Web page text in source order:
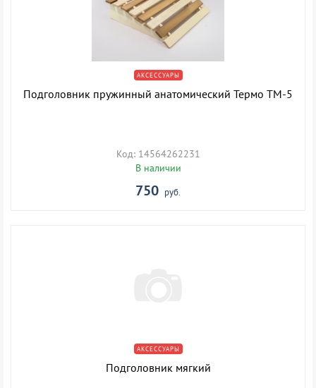
АКСЕССУАРЫ
Подголовник пружинный анатомический Термо ТМ-5
Код: 14564262231
В наличии
750 руб.
АКСЕССУАРЫ
Подголовник мягкий